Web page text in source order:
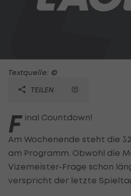
Textquelle: ©
TEILEN
F inal Countdown!
Am Wochenende steht die
am Programm. Obwohl die
Vizemeister-Frage schon
verspricht der letzte